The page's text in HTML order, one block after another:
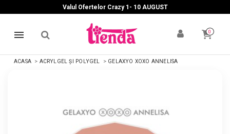
Valul Ofertelor Crazy 1- 10 AUGUST
0
ACASA ACRYLGEL ȘI POLYGEL GELAXYO XOXO ANNELISA